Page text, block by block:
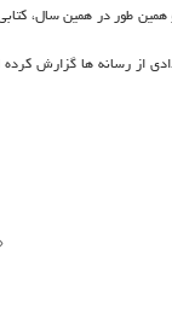
طور در همین سال،